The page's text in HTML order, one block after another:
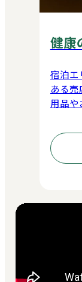
健康
宿泊エ
ある
用品